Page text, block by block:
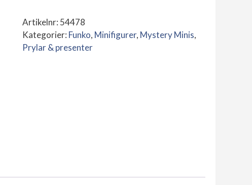
30th
Mystery
Mini
Artikelnr: 54478
Kategorier: Funko, Minifigurer, Mystery Minis,
Prylar & presenter